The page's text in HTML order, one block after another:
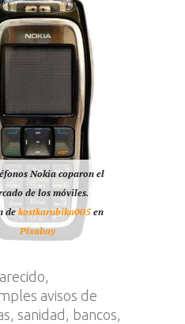
Nokia coparon el
de los móviles.
dekostkarubika005en
Pixabay
avisos de
sanidad, bancos,